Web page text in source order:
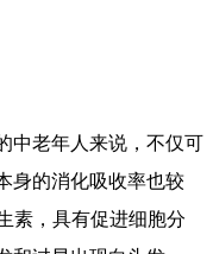
中老年人来说，不仅可
身的消化吸收率也较
素，具有促进细胞分